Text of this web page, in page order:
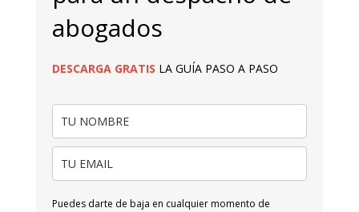
abogados
DESCARGA GRATIS LA GUÍA PASO A PASO
Puedes darte de baja en cualquier momento de